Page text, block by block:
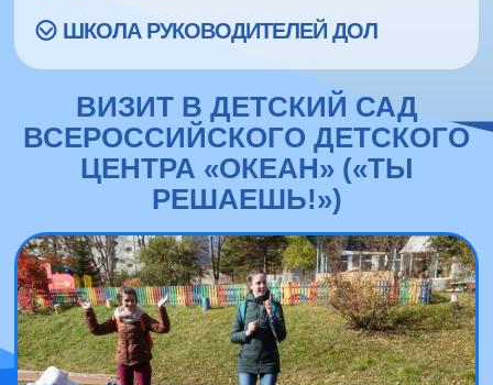
ШКОЛА РУКОВОДИТЕЛЕЙ ДОЛ
ВИЗИТ В ДЕТСКИЙ САД
ВСЕРОССИЙСКОГО ДЕТСКОГО
ЦЕНТРА «ОКЕАН» («ТЫ
РЕШАЕШЬ!»)